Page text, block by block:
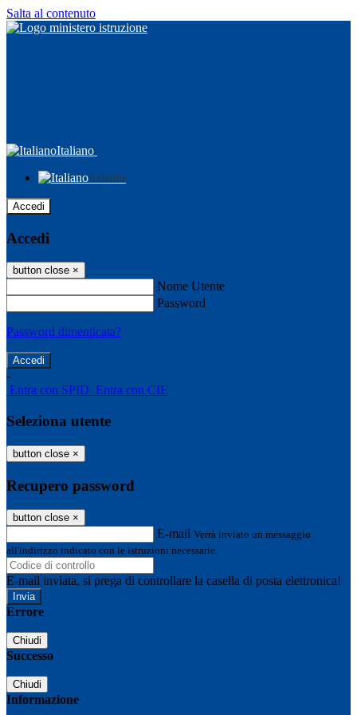
Salta al contenuto
Italiano
Italiano
Accedi
Accedi
button close ×
Nome Utente
Password
Password dimenticata?
-
Entra con SPID Entra con CIE
Seleziona utente
button close ×
Recupero password
button close ×
E-mail Verrà inviato un messaggio
all'indirizzo indicato con le istruzioni necessarie.
E-mail inviata, si prega di controllare la casella di posta elettronica!
Errore
Chiudi
Successo
Chiudi
Informazione